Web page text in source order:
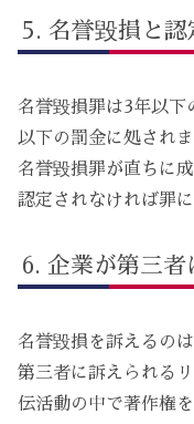
名誉毀損と認
名誉毀損罪は3年以下
以下の罰金に処され
名誉毀損罪が直ちに
認定されなければ罪
企業が第三者
名誉毀損を訴えるの
第三者に訴えられる
伝活動の中で著作権